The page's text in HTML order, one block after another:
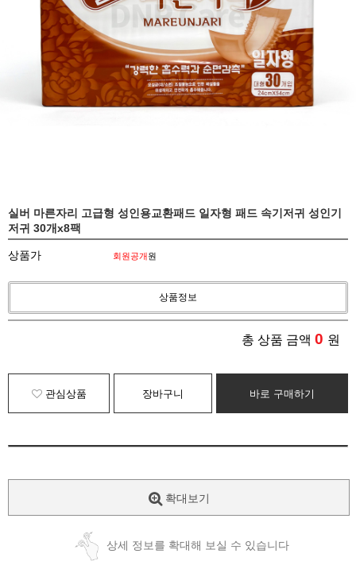
실버 마른자리 고급형 성인용교환패드 일자형 패드 속기저귀 성인기
저귀 30개x8팩
상품가 회원공개원
상품정보
총 상품 금액 0 원
바로 구매하기
장바구니
관심상품
확대보기
상세 정보를 확대해 보실 수 있습니다